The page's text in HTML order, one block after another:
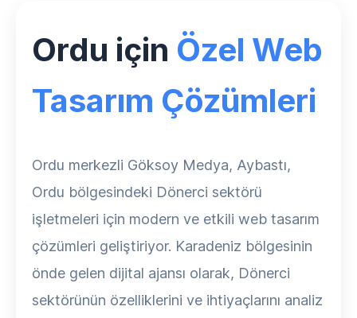
Ordu için Özel Web
Tasarım Çözümleri
Ordu merkezli Göksoy Medya, Aybastı,
Ordu bölgesindeki Dönerci sektörü
işletmeleri için modern ve etkili web tasarım
çözümleri geliştiriyor. Karadeniz bölgesinin
önde gelen dijital ajansı olarak, Dönerci
sektörünün özelliklerini ve ihtiyaçlarını analiz